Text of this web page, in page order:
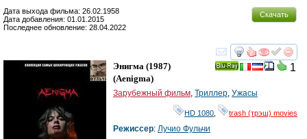
Скачать
Дата выхода фильма: 26.02.1958
Дата добавления: 01.01.2015
Последнее обновление: 28.04.2022
смотреть
1
Энигма (1987)
(Aenigma)
Зарубежный фильм Триллер Ужасы
HD 1080 trash (трэш) movies
Режиссер: Лучио Фульчи